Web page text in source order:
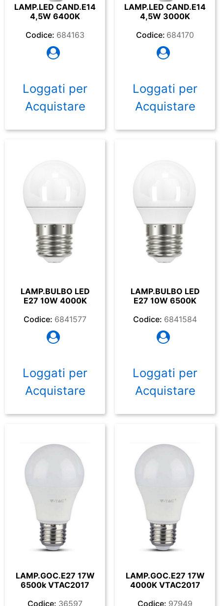
LAMP.LED CAND.E14
4,5W 6400K
Codice: 684163
Loggati per
Acquistare
LAMP.LED CAND.E14
4,5W 3000K
Codice: 684170
Loggati per
Acquistare
LAMP.BULBO LED
E27 10W 4000K
Codice: 6841577
Loggati per
Acquistare
LAMP.BULBO LED
E27 10W 6500K
Codice: 6841584
Loggati per
Acquistare
LAMP.GOC.E27 17W
6500k VTAC2017
Codice: 36597
LAMP.GOC.E27 17W
4000K VTAC2017
Codice: 97949